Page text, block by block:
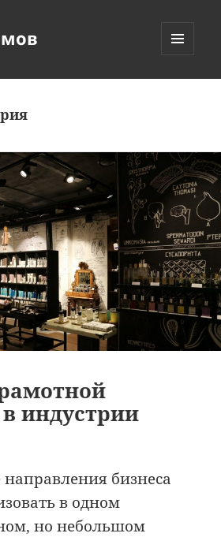
индустрии
бизнеса
в одном
но небольшом